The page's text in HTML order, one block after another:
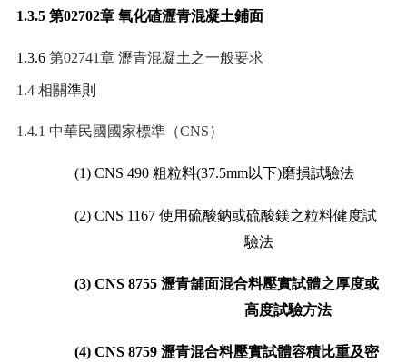
政
網
安
1.3.5 第02702章 氧化碴瀝青混凝土鋪面
1.3.6 第02741章 瀝青混凝土之一般要求
1.4 相關準則
1.4.1 中華民國國家標準（CNS）
(1) CNS 490粗粒料(37.5mm以下)磨損試驗法
(2) CNS 1167使用硫酸鈉或硫酸鎂之粒料健度試
驗法
(3) CNS 8755瀝青舖面混合料壓實試體之厚度或
高度試驗方法
(4) CNS 8759瀝青混合料壓實試體容積比重及密